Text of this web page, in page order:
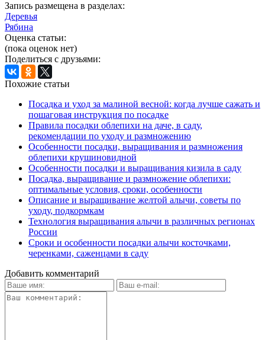
Запись размещена в разделах:
Деревья
Рябина
Оценка статьи:
(пока оценок нет)
Поделиться с друзьями:
Похожие статьи
Посадка и уход за малиной весной: когда лучше сажать и
пошаговая инструкция по посадке
Правила посадки облепихи на даче, в саду,
рекомендации по уходу и размножению
Особенности посадки, выращивания и размножения
облепихи крушиновидной
Особенности посадки и выращивания кизила в саду
Посадка, выращивание и размножение облепихи:
оптимальные условия, сроки, особенности
Описание и выращивание желтой алычи, советы по
уходу, подкормкам
Технология выращивания алычи в различных регионах
России
Сроки и особенности посадки алычи косточками,
черенками, саженцами в саду
Добавить комментарий